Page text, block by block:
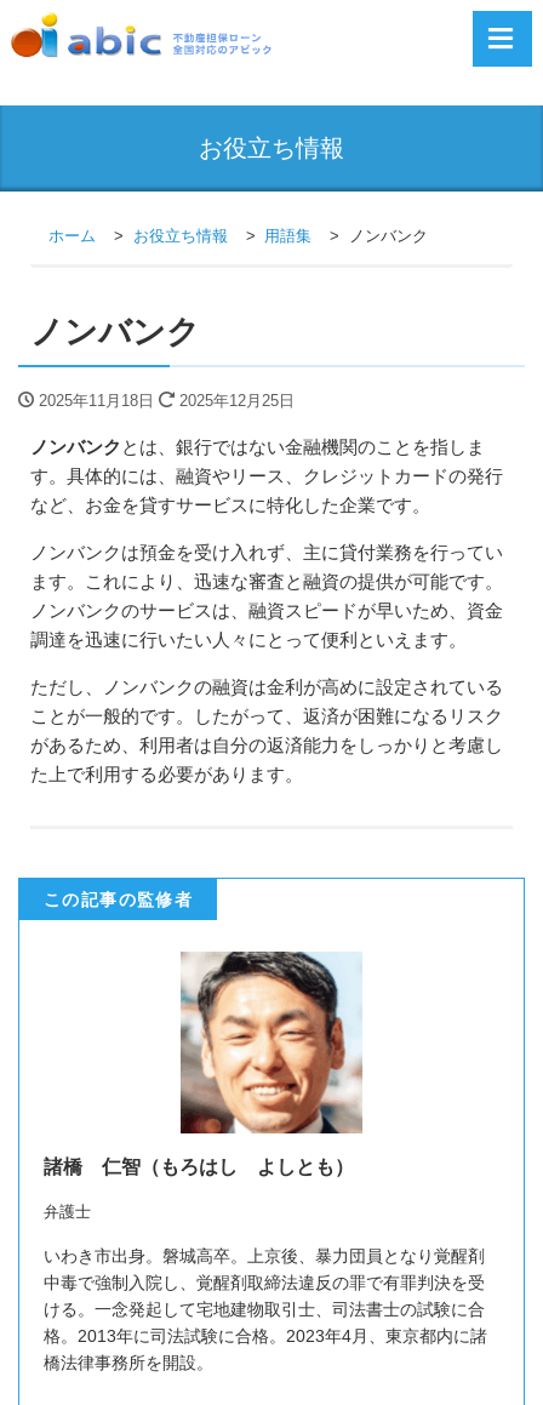
お役立ち情報
ホーム お役立ち情報 用語集 ノンバンク
ノンバンク
2025年11月18日 2025年12月25日
ノンバンク とは、銀行ではない金融機関のことを指しま
す。具体的には、融資やリース、クレジットカードの発行
など、お金を貸すサービスに特化した企業です。
ノンバンクは預金を受け入れず、主に貸付業務を行ってい
ます。これにより、迅速な審査と融資の提供が可能です。
ノンバンクのサービスは、融資スピードが早いため、資金
調達を迅速に行いたい人々にとって便利といえます。
ただし、ノンバンクの融資は金利が高めに設定されている
ことが一般的です。したがって、返済が困難になるリスク
があるため、利用者は自分の返済能力をしっかりと考慮し
た上で利用する必要があります。
この記事の監修者
諸橋 仁智（もろはし よしとも）
弁護士
いわき市出身。磐城高卒。上京後、暴力団員となり覚醒剤
中毒で強制入院し、覚醒剤取締法違反の罪で有罪判決を受
ける。一念発起して宅地建物取引士、司法書士の試験に合
格。2013年に司法試験に合格。2023年4月、東京都内に諸
橋法律事務所を開設。